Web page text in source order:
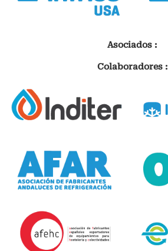
Asociados :
Colaboradores :